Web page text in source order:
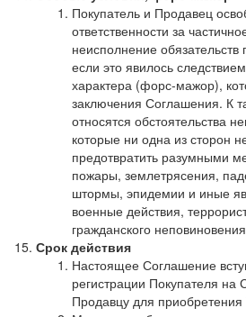
Покупатель и Продавец
ответственности за
неисполнение
если это явилось
характера (форс-мажор),
заключения Соглашения. К
относятся обстоятельства
которые ни одна из сторон
предотвратить разумными
пожары, землетрясения,
штормы, эпидемии и иные
военные действия,
гражданского
Срок действия
Настоящее Соглашение
регистрации Покупателя
Продавцу для приобретения